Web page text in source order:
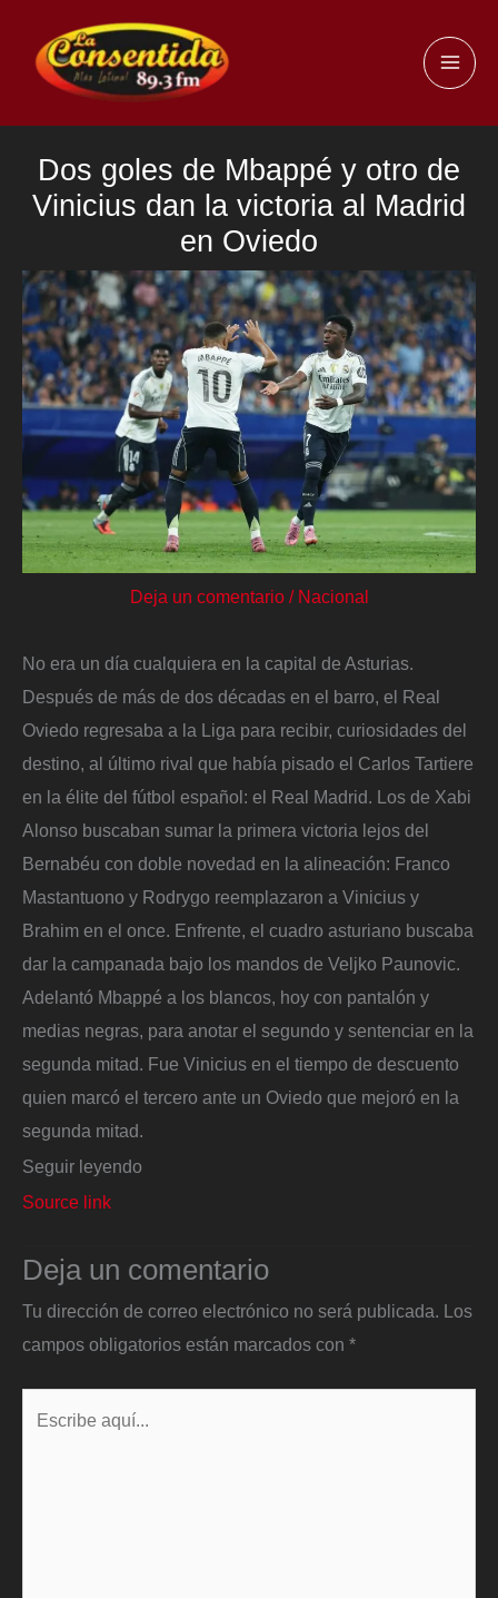
contenido
Dos goles de Mbappé y otro de
Vinicius dan la victoria al Madrid
en Oviedo
Deja un comentario / Nacional
No era un día cualquiera en la capital de Asturias.
Después de más de dos décadas en el barro, el Real
Oviedo regresaba a la Liga para recibir, curiosidades del
destino, al último rival que había pisado el Carlos Tartiere
en la élite del fútbol español: el Real Madrid. Los de Xabi
Alonso buscaban sumar la primera victoria lejos del
Bernabéu con doble novedad en la alineación: Franco
Mastantuono y Rodrygo reemplazaron a Vinicius y
Brahim en el once. Enfrente, el cuadro asturiano buscaba
dar la campanada bajo los mandos de Veljko Paunovic.
Adelantó Mbappé a los blancos, hoy con pantalón y
medias negras, para anotar el segundo y sentenciar en la
segunda mitad. Fue Vinicius en el tiempo de descuento
quien marcó el tercero ante un Oviedo que mejoró en la
segunda mitad.
Seguir leyendo
Source link
Deja un comentario
Tu dirección de correo electrónico no será publicada. Los
campos obligatorios están marcados con *